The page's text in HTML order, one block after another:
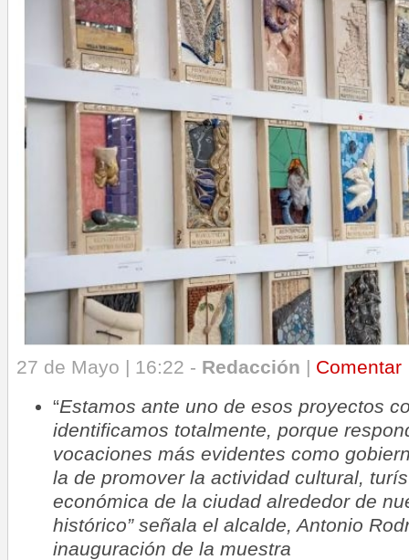
27 de Mayo | 16:22 - Redacción | Comentar
“Estamos ante uno de esos proyectos
identificamos totalmente, porque
vocaciones más evidentes como
la de promover la actividad cultural,
económica de la ciudad alrededor de
histórico” señala el alcalde, Antonio
inauguración de la muestra